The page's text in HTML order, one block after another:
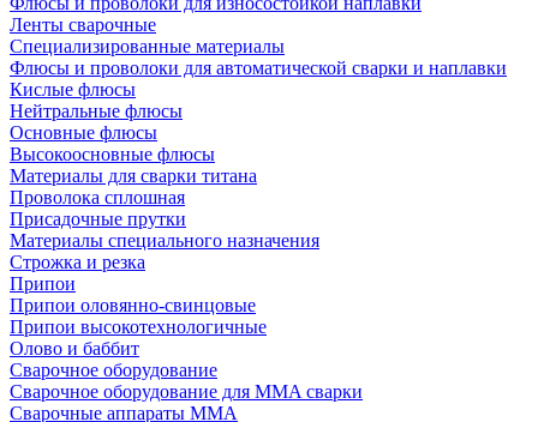
Ленты сварочные
Специализированные материалы
Флюсы и проволоки для автоматической сварки и наплавки
Кислые флюсы
Нейтральные флюсы
Основные флюсы
Высокоосновные флюсы
Материалы для сварки титана
Проволока сплошная
Присадочные прутки
Материалы специального назначения
Строжка и резка
Припои
Припои оловянно-свинцовые
Припои высокотехнологичные
Олово и баббит
Сварочное оборудование
Сварочное оборудование для MMA сварки
Сварочные аппараты MMA